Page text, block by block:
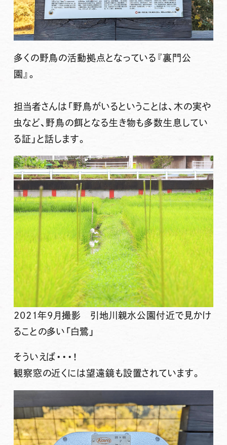
多くの野鳥の活動拠点となっている『裏門公
園』。
担当者さんは「野鳥がいるということは、木の実や
虫など、野鳥の餌となる生き物も多数生息してい
る証」と話します。
2021年9月撮影 引地川親水公園付近で見かけ
ることの多い「白鷺」
そういえば・・・！
観察窓の近くには望遠鏡も設置されています。